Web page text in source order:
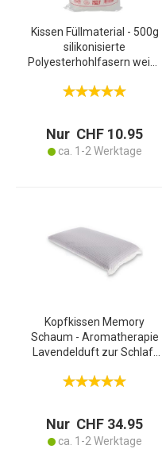
Kissen Füllmaterial - 500g
silikonisierte
Polyesterhohlfasern weiss
Volumen, antiallergen,
Nur CHF 10.95
ca. 1-2 Werktage
Kopfkissen Memory
Schaum - Aromatherapie
Lavendelduft zur Schlaf-
Atmungsaktiv - Nacken- &
Nur CHF 34.95
ca. 1-2 Werktage